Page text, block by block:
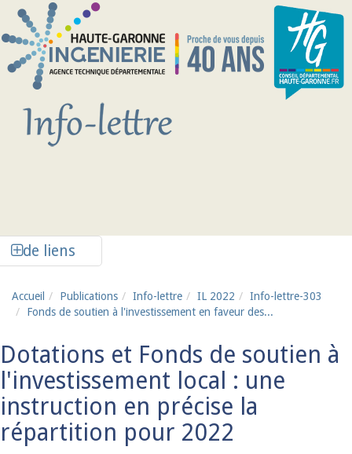
Aller au contenu principal
de liens
Accueil Publications Info-lettre IL 2022
Info-lettre-303
Fonds de soutien à l'investissement en faveur des...
Dotations et Fonds de soutien à
l'investissement local : une
instruction en précise la
répartition pour 2022